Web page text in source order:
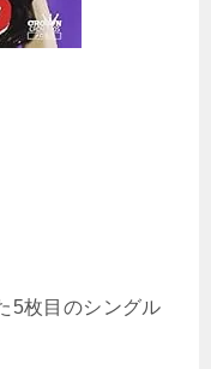
5枚目のシングル